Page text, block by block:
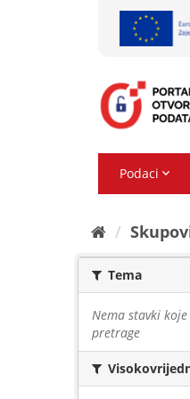
Tema
Nema stavki
pretrage